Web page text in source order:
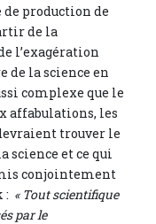
de production de
de la
l’exagération
de la science en
complexe que le
affabulations, les
trouver le
science et ce qui
conjointement
: « Tout scientifique
par le